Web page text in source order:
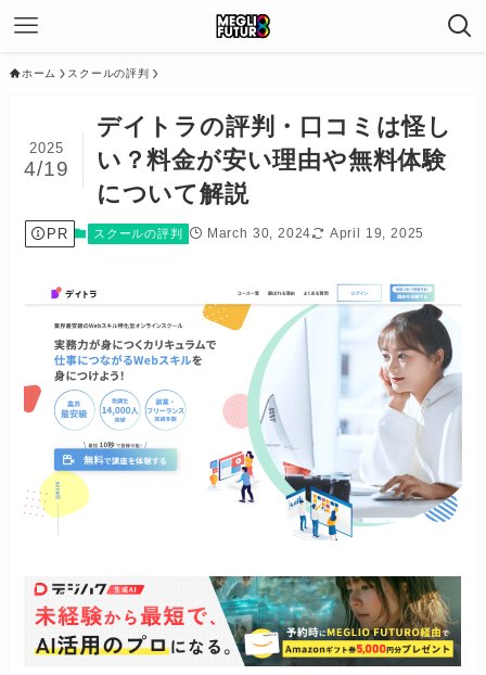
ホーム スクールの評判
デイトラの評判・口コミは怪し
い？料金が安い理由や無料体験
について解説
2025
4/19
PR スクールの評判 March 30, 2024 April 19, 2025